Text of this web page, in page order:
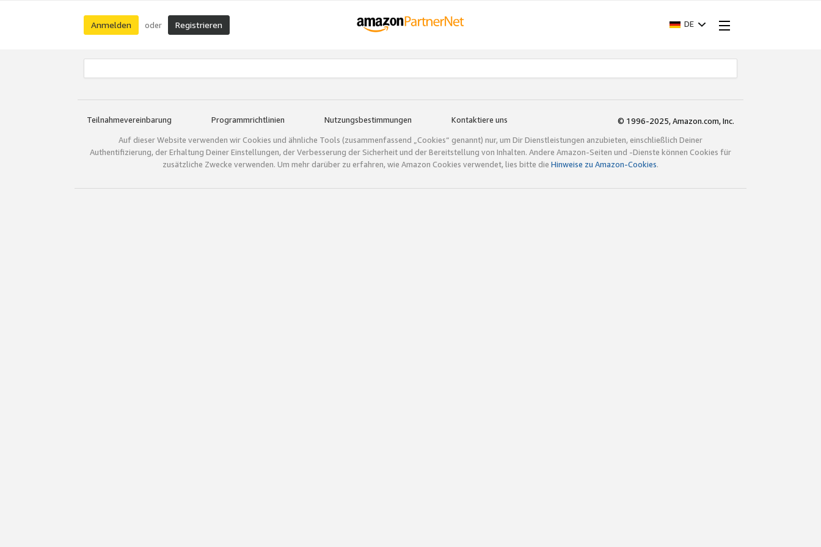
Anmelden oder Registrieren DE
Teilnahmevereinbarung Programmrichtlinien Nutzungsbestimmungen Kontaktiere uns
© 1996-2025, Amazon.com, Inc.
Auf dieser Website verwenden wir Cookies und ähnliche Tools (zusammenfassend „Cookies“ genannt) nur, um Dir Dienstleistungen anzubieten, einschließlich Deiner
Authentifizierung, der Erhaltung Deiner Einstellungen, der Verbesserung der Sicherheit und der Bereitstellung von Inhalten. Andere Amazon-Seiten und -Dienste können Cookies für
zusätzliche Zwecke verwenden. Um mehr darüber zu erfahren, wie Amazon Cookies verwendet, lies bitte die Hinweise zu Amazon-Cookies.